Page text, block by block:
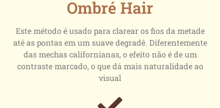
Ombré Hair
Este método é usado para clarear os fios da metade
até as pontas em um suave degradê. Diferentemente
das mechas californianas, o efeito não é de um
contraste marcado, o que dá mais naturalidade ao
visual